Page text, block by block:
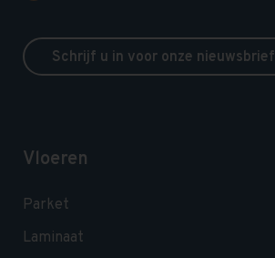
Schrijf u in voor onze nieuwsbrief
Vloeren
Parket
Laminaat